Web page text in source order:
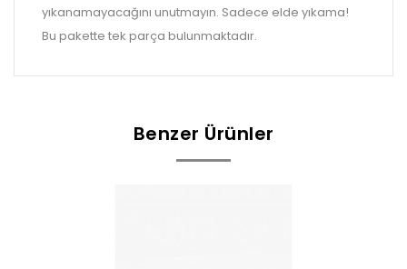
yıkanamayacağını unutmayın. Sadece elde yıkama!
Bu pakette tek parça bulunmaktadır.
Benzer Ürünler